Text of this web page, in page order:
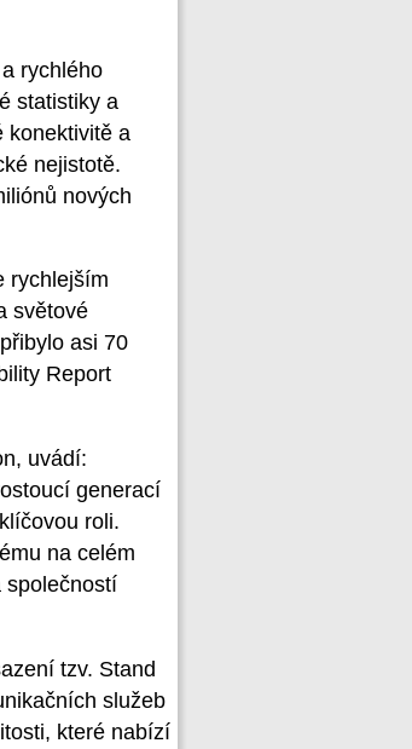
rychlého
statistiky a
konektivitě a
nejistotě.
nových
rychlejším
světové
asi 70
Report
uvádí:
generací
roli.
na celém
společností
tzv. Stand
služeb
které nabízí